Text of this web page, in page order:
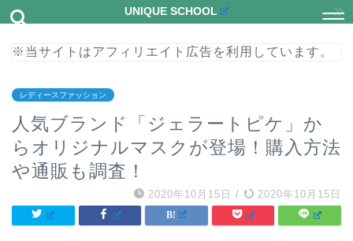
UNIQUE SCHOOL
※当サイトはアフィリエイト広告を利用しています。
レディースファッション
人気ブランド「ジェラートピケ」か
らオリジナルマスクが登場！購入方法
や通販も調査！
2020年10月15日 / 2020年10月15日